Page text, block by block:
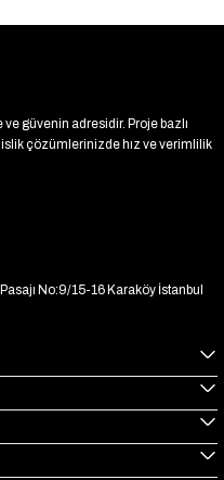
güvenin adresidir. Proje bazlı
çözümlerinizde hız ve verimlilik
No:9/15-16 Karaköy İstanbul